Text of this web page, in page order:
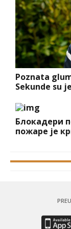
Poznata
Sekunde su
Блокадери
пожаре је